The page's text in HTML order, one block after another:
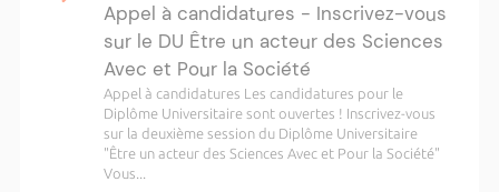
Appel à candidatures - Inscrivez-vous
sur le DU Être un acteur des Sciences
Avec et Pour la Société
Appel à candidatures Les candidatures pour le
Diplôme Universitaire sont ouvertes ! Inscrivez-vous
sur la deuxième session du Diplôme Universitaire
"Être un acteur des Sciences Avec et Pour la Société"
Vous...